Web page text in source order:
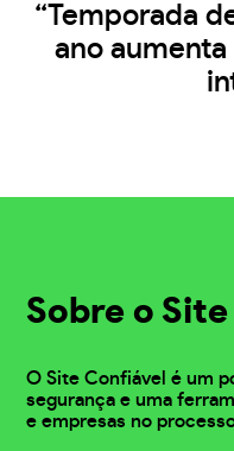
“Temporada
ano
Sobre o
O Site Confiável é um
segurança e uma
e empresas no